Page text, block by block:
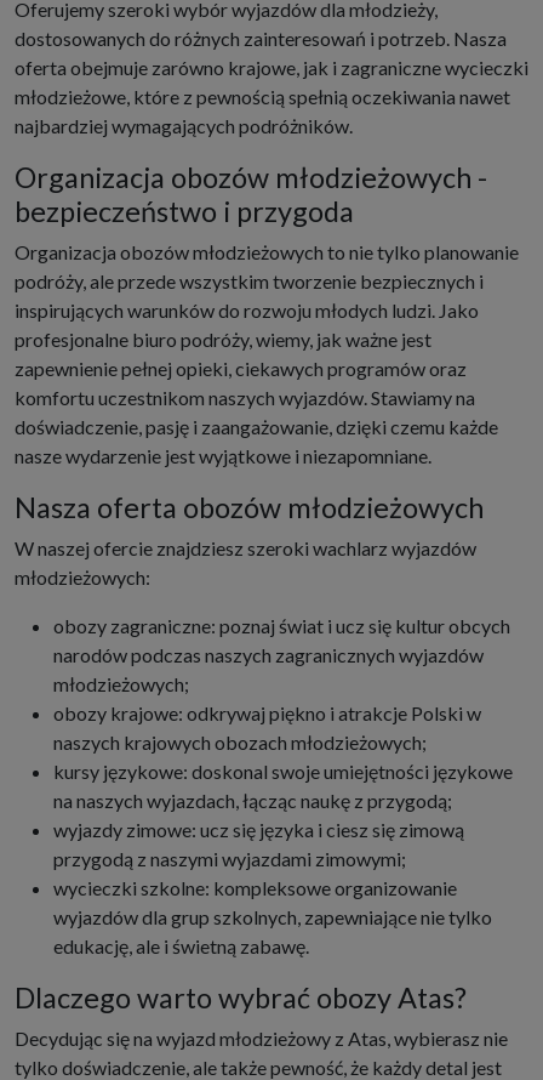
Oferujemy szeroki wybór wyjazdów dla młodzieży,
dostosowanych do różnych zainteresowań i potrzeb. Nasza
oferta obejmuje zarówno krajowe, jak i zagraniczne wycieczki
młodzieżowe, które z pewnością spełnią oczekiwania nawet
najbardziej wymagających podróżników.
Organizacja obozów młodzieżowych -
bezpieczeństwo i przygoda
Organizacja obozów młodzieżowych to nie tylko planowanie
podróży, ale przede wszystkim tworzenie bezpiecznych i
inspirujących warunków do rozwoju młodych ludzi. Jako
profesjonalne biuro podróży, wiemy, jak ważne jest
zapewnienie pełnej opieki, ciekawych programów oraz
komfortu uczestnikom naszych wyjazdów. Stawiamy na
doświadczenie, pasję i zaangażowanie, dzięki czemu każde
nasze wydarzenie jest wyjątkowe i niezapomniane.
Nasza oferta obozów młodzieżowych
W naszej ofercie znajdziesz szeroki wachlarz wyjazdów
młodzieżowych:
obozy zagraniczne: poznaj świat i ucz się kultur obcych
narodów podczas naszych zagranicznych wyjazdów
młodzieżowych;
obozy krajowe: odkrywaj piękno i atrakcje Polski w
naszych krajowych obozach młodzieżowych;
kursy językowe: doskonal swoje umiejętności językowe
na naszych wyjazdach, łącząc naukę z przygodą;
wyjazdy zimowe: ucz się języka i ciesz się zimową
przygodą z naszymi wyjazdami zimowymi;
wycieczki szkolne: kompleksowe organizowanie
wyjazdów dla grup szkolnych, zapewniające nie tylko
edukację, ale i świetną zabawę.
Dlaczego warto wybrać obozy Atas?
Decydując się na wyjazd młodzieżowy z Atas, wybierasz nie
tylko doświadczenie, ale także pewność, że każdy detal jest